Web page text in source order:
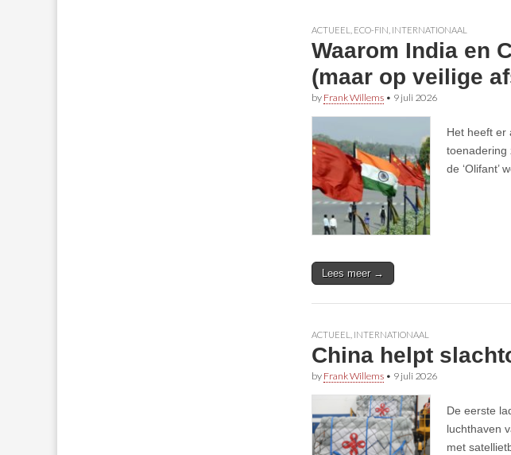
ACTUEEL ECO-FIN INTERNATIONAAL
Waarom India en
(maar op veilige
by Frank Willems • 9 juli 2026
Het heeft er
toenadering
de ‘Olifant’
Lees meer →
ACTUEEL INTERNATIONAAL
China helpt
by Frank Willems • 9 juli 2026
De eerste
luchthaven
met